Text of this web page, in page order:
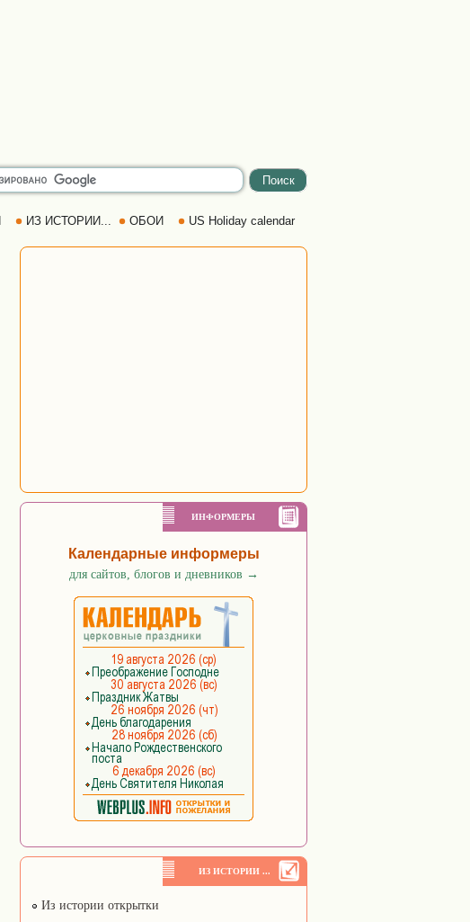
ИЗ ИСТОРИИ... ОБОИ US Holiday calendar
ИНФОРМЕРЫ
Календарные информеры
для сайтов, блогов и дневников →
ИЗ ИСТОРИИ ...
Из истории открытки